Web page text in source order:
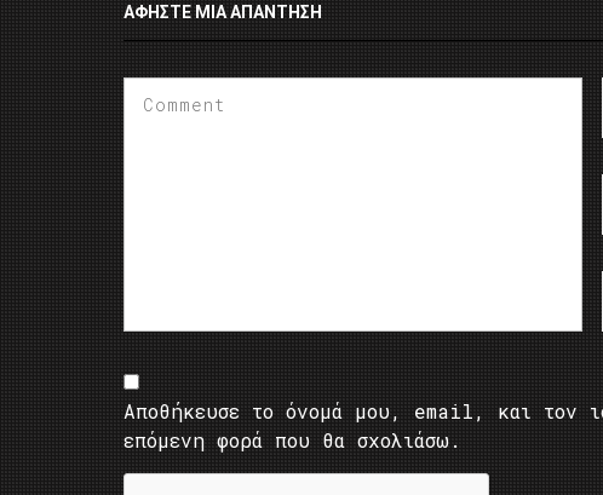
ΑΦΉΣΤΕ ΜΙΑ ΑΠΆΝΤΗΣΗ
Αποθήκευσε το όνομά μου, email, και τον
επόμενη φορά που θα σχολιάσω.